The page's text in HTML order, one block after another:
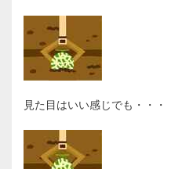
見た目はいい感じでも・・・